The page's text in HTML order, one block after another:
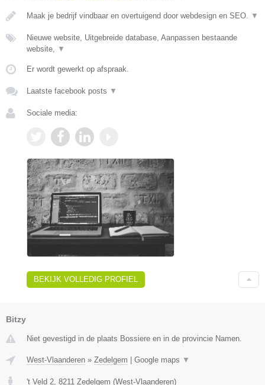
Maak je bedrijf vindbaar en overtuigend door webdesign en SEO. ▼
Nieuwe website, Uitgebreide database, Aanpassen bestaande
website, ▼
Er wordt gewerkt op afspraak.
Laatste facebook posts ▼
Sociale media:
BEKIJK VOLLEDIG PROFIEL
Bitzy
Niet gevestigd in de plaats Bossiere en in de provincie Namen.
West-Vlaanderen » Zedelgem Google maps ▼
't Veld 2, 8211 Zedelgem (West-Vlaanderen)